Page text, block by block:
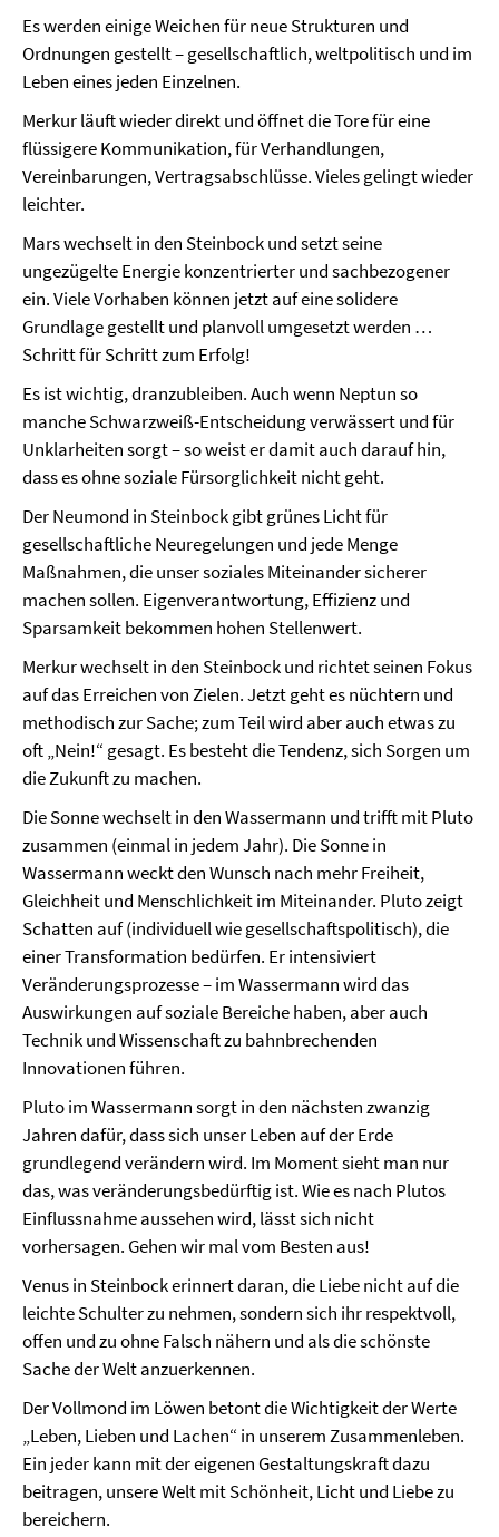
Es werden einige Weichen für neue Strukturen und
Ordnungen gestellt – gesellschaftlich, weltpolitisch und im
Leben eines jeden Einzelnen.
Merkur läuft wieder direkt und öffnet die Tore für eine
flüssigere Kommunikation, für Verhandlungen,
Vereinbarungen, Vertragsabschlüsse. Vieles gelingt wieder
leichter.
Mars wechselt in den Steinbock und setzt seine
ungezügelte Energie konzentrierter und sachbezogener
ein. Viele Vorhaben können jetzt auf eine solidere
Grundlage gestellt und planvoll umgesetzt werden …
Schritt für Schritt zum Erfolg!
Es ist wichtig, dranzubleiben. Auch wenn Neptun so
manche Schwarzweiß-Entscheidung verwässert und für
Unklarheiten sorgt – so weist er damit auch darauf hin,
dass es ohne soziale Fürsorglichkeit nicht geht.
Der Neumond in Steinbock gibt grünes Licht für
gesellschaftliche Neuregelungen und jede Menge
Maßnahmen, die unser soziales Miteinander sicherer
machen sollen. Eigenverantwortung, Effizienz und
Sparsamkeit bekommen hohen Stellenwert.
Merkur wechselt in den Steinbock und richtet seinen Fokus
auf das Erreichen von Zielen. Jetzt geht es nüchtern und
methodisch zur Sache; zum Teil wird aber auch etwas zu
oft „Nein!“ gesagt. Es besteht die Tendenz, sich Sorgen um
die Zukunft zu machen.
Die Sonne wechselt in den Wassermann und trifft mit Pluto
zusammen (einmal in jedem Jahr). Die Sonne in
Wassermann weckt den Wunsch nach mehr Freiheit,
Gleichheit und Menschlichkeit im Miteinander. Pluto zeigt
Schatten auf (individuell wie gesellschaftspolitisch), die
einer Transformation bedürfen. Er intensiviert
Veränderungsprozesse – im Wassermann wird das
Auswirkungen auf soziale Bereiche haben, aber auch
Technik und Wissenschaft zu bahnbrechenden
Innovationen führen.
Pluto im Wassermann sorgt in den nächsten zwanzig
Jahren dafür, dass sich unser Leben auf der Erde
grundlegend verändern wird. Im Moment sieht man nur
das, was veränderungsbedürftig ist. Wie es nach Plutos
Einflussnahme aussehen wird, lässt sich nicht
vorhersagen. Gehen wir mal vom Besten aus!
Venus in Steinbock erinnert daran, die Liebe nicht auf die
leichte Schulter zu nehmen, sondern sich ihr respektvoll,
offen und zu ohne Falsch nähern und als die schönste
Sache der Welt anzuerkennen.
Der Vollmond im Löwen betont die Wichtigkeit der Werte
„Leben, Lieben und Lachen“ in unserem Zusammenleben.
Ein jeder kann mit der eigenen Gestaltungskraft dazu
beitragen, unsere Welt mit Schönheit, Licht und Liebe zu
bereichern.